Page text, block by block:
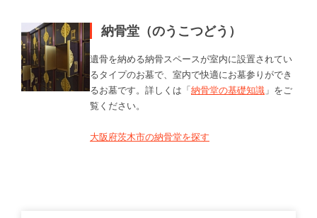
納骨堂（のうこつどう）
遺骨を納める納骨スペースが室内に設置されてい
るタイプのお墓で、室内で快適にお墓参りができ
るお墓です。詳しくは「納骨堂の基礎知識 」をご
覧ください。
大阪府茨木市の納骨堂を探す